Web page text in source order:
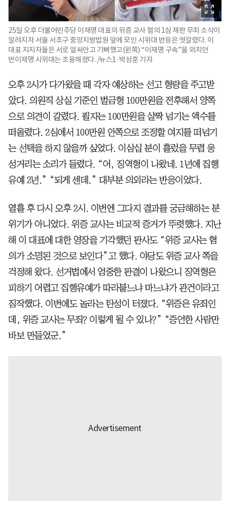
25일 오후 더불어민주당 이재명 대표의 위증 교사 혐의 1심 재판 무죄 소식이
알려지자 서울 서초구 중앙지방법원 앞에 모인 시위대 반응은 엇갈렸다. 이
대표 지지자들은 서로 얼싸안고 기뻐했고(왼쪽) “이재명 구속”을 외치던
반이재명 시위대는 조용해졌다. /뉴스1·박상훈 기자
오후 2시가 다가왔을 때 각자 예상하는 선고 형량을 주고받
았다. 의원직 상실 기준인 벌금형 100만원을 전후해서 양쪽
으로 의견이 갈렸다. 필자는 100만원을 살짝 넘기는 액수를
떠올렸다. 2심에서 100만원 안쪽으로 조정할 여지를 떠넘기
는 선택을 하지 않을까 싶었다. 이삼십 분이 흘렀을 무렵 웅
성거리는 소리가 들렸다. “어, 징역형이 나왔네. 1년에 집행
유예 2년.” “되게 센데.” 대부분 의외라는 반응이었다.
열흘 후 다시 오후 2시. 이번엔 그다지 결과를 궁금해하는 분
위기가 아니었다. 위증 교사는 비교적 증거가 뚜렷했다. 지난
해 이 대표에 대한 영장을 기각했던 판사도 “위증 교사는 혐
의가 소명된 것으로 보인다”고 했다. 야당도 위증 교사 쪽을
걱정해 왔다. 선거법에서 엄중한 판결이 나왔으니 징역형은
피하기 어렵고 집행유예가 따라붙느냐 마느냐가 관건이라고
짐작했다. 이번에도 놀라는 탄성이 터졌다. “위증은 유죄인
데, 위증 교사는 무죄? 이렇게 될 수 있나?” “증언한 사람만
바보 만들었군.”